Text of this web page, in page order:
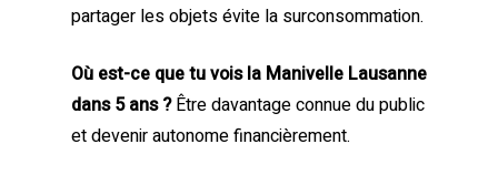
partager les objets évite la surconsommation.
Où est-ce que tu vois la Manivelle Lausanne
dans 5 ans ?Être davantage connue du public
et devenir autonome financièrement.